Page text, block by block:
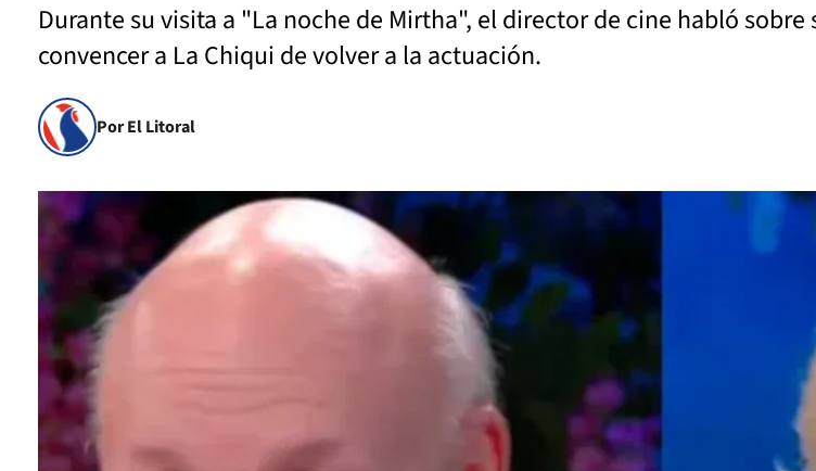
Durante su visita a "La noche de Mirtha", el director de cine habló
convencer a La Chiqui de volver a la actuación.
Por El Litoral